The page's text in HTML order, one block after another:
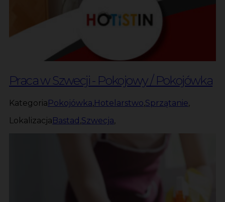
Praca w Szwecji - Pokojowy / Pokojówka
KategoriaPokojówka,Hotelarstwo,Sprzątanie,
LokalizacjaBastad ,Szwecja,